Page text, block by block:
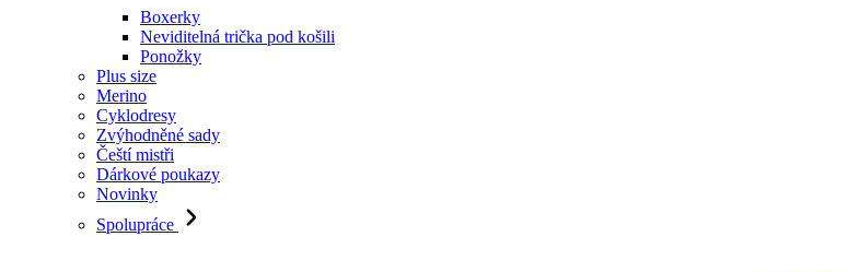
Boxerky
Neviditelná trička pod košili
Ponožky
Plus size
Merino
Cyklodresy
Zvýhodněné sady
Čeští mistři
Dárkové poukazy
Novinky
Spolupráce